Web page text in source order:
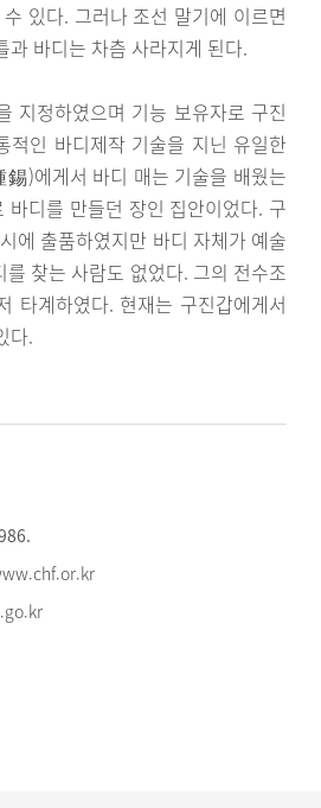
있다. 그러나 조선 말기에 이르면
바디는 차츰 사라지게 된다.
지정하였으며 기능 보유자로 구진
인 바디제작 기술을 지닌 유일한
)에게서 바디 매는 기술을 배웠는
디를 만들던 장인 집안이었다. 구
에 출품하였지만 바디 자체가 예술
찾는 사람도 없었다. 그의 전수조
타계하였다. 현재는 구진갑에게서
다.